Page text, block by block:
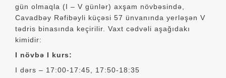
gün olmaqla (I – V günlər) axşam növbəsində,
Cavadbəy Rəfibəyli küçəsi 57 ünvanında yerləşən V
tədris binasında keçirilir. Vaxt cədvəli aşağıdakı
kimidir:
I növbə I kurs:
I dərs – 17:00-17:45, 17:50-18:35